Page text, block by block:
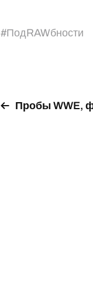
#ПодRAWбности
Пробы WWE,